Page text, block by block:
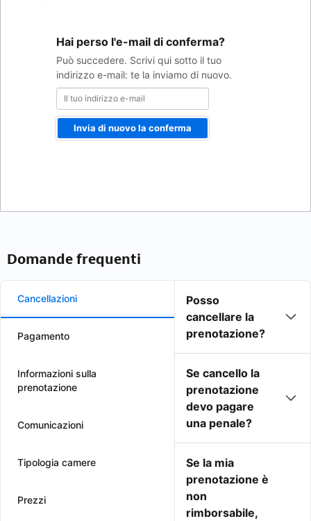
Hai perso l'e-mail di conferma?
Può succedere. Scrivi qui sotto il tuo
indirizzo e-mail: te la inviamo di nuovo.
indirizzo
Invia di nuovo la conferma
Domande frequenti
Cancellazioni
Pagamento
Informazioni sulla
prenotazione
Comunicazioni
Tipologia camere
Prezzi
Posso
cancellare la
prenotazione?
Se cancello la
prenotazione
devo pagare
una penale?
Se la mia
prenotazione è
non
rimborsabile,